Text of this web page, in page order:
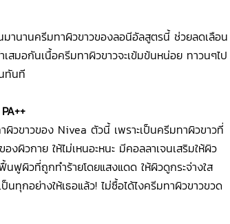
นานครีมทาผิวขาวของลอนีอัลสูตรนี้ ช่วยลดเลือน
มอกันเนื้อครีมทาผิวขาวจะเข้มข้นหน่อย ทาวนๆไป
ทันที
วขาวของ Nivea ตัวนี้ เพราะเป็นครีมทาผิวขาวที่
ผิวกาย ให้ไม่เหนอะหนะ มีคอลลาเจนเสริมให้ผิว
ผิวที่ถูกทำร้ายโดยแสงแดด ให้ผิวดูกระจ่างใส
กอย่างให้เธอแล้ว! ไม่ซื้อได้ไงครีมทาผิวขาวขวด